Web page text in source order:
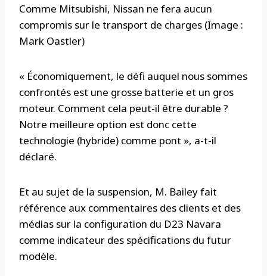
Comme Mitsubishi, Nissan ne fera aucun
compromis sur le transport de charges (Image :
Mark Oastler)
« Économiquement, le défi auquel nous sommes
confrontés est une grosse batterie et un gros
moteur. Comment cela peut-il être durable ?
Notre meilleure option est donc cette
technologie (hybride) comme pont », a-t-il
déclaré.
Et au sujet de la suspension, M. Bailey fait
référence aux commentaires des clients et des
médias sur la configuration du D23 Navara
comme indicateur des spécifications du futur
modèle.